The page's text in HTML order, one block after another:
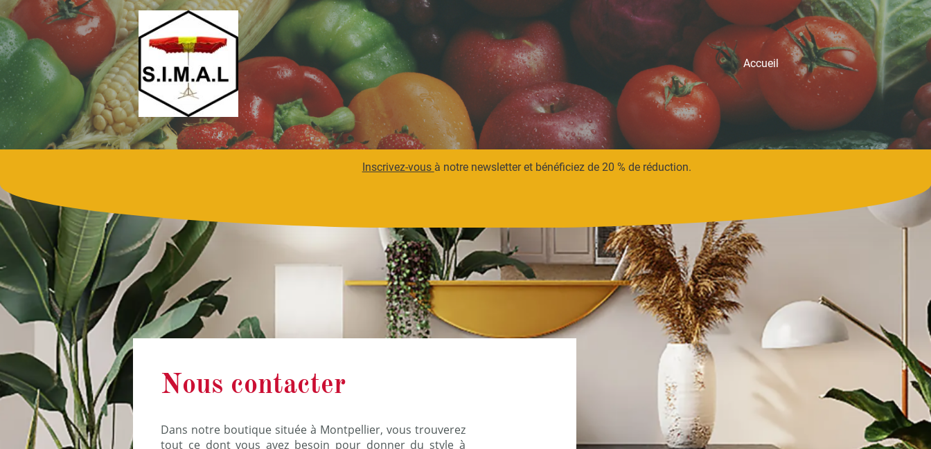
Accueil
Inscrivez-vous à notre newsletter et bénéficiez de 20 % de réduction.
Nous contacter
Dans notre boutique située à Montpellier, vous trouverez
tout ce dont vous avez besoin pour donner du style à